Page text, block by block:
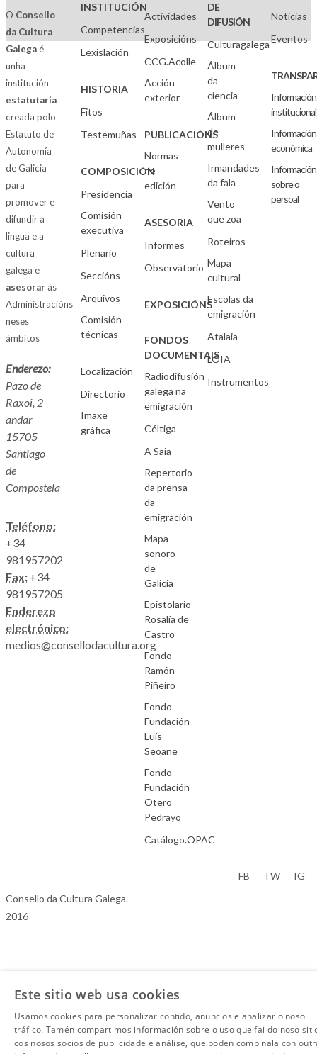
O Consello
da Cultura
Galegaé
unha
institución
estatutaria
creada polo
Estatuto de
Autonomía
de Galicia
para
promover e
difundir a
lingua e a
cultura
galega e
asesorarás
Administracións
neses
ámbitos
Enderezo:
Pazo de
Raxoi, 2
andar
15705
Santiago
de
Compostela
Teléfono:
+34
981957202
Fax: +34
981957205
Enderezo
electrónico:
medios@consellodacultura.org
INSTITUCIÓN
Competencias
Lexislación
HISTORIA
Fitos
Testemuñas
COMPOSICIÓN
Presidencia
Comisión
executiva
Plenario
Seccións
Arquivos
Comisión
técnicas
Localización
Directorio
Imaxe
gráfica
Actividades
Exposicións
CCG.Acolle
Acción
exterior
PUBLICACIÓNS
Normas
de
edición
ASESORIA
Informes
Observatorio
EXPOSICIÓNS
FONDOS
DOCUMENTAIS
Radiodifusión
galega na
emigración
Céltiga
A Saia
Repertorio
da prensa
da
emigración
Mapa
sonoro
de
Galicia
Epistolario
Rosalía de
Castro
Fondo
Ramón
Piñeiro
Fondo
Fundación
Luís
Seoane
Fondo
Fundación
Otero
Pedrayo
Catálogo.OPAC
DE
DIFUSIÓN
Culturagalega
Álbum
da
ciencia
Álbum
de
mulleres
Irmandades
da fala
Vento
que zoa
Roteiros
Mapa
cultural
Escolas da
emigración
Atalaia
LOIA
Instrumentos
Noticias
Eventos
Información
institucional
Información
económica
Información
sobre o
persoal
Consello da Cultura Galega.
2016
FB TW IG
Este sitio web usa cookies
Usamos cookies para personalizar contido, anuncios e analizar o noso
tráfico. Tamén compartimos información sobre o uso que fai do noso
cos nosos socios de publicidade e análise, que poden combinala con